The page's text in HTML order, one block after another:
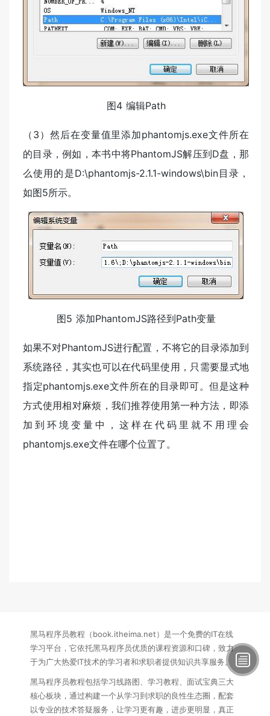
图4 编辑Path
（3）然后在变量值里添加phantomjs.exe文件所在
的目录，例如，本书中将PhantomJS解压到D盘，那
么使用的是D:\phantomjs-2.1.1-windows\bin目录，
如图5所示。
图5 添加PhantomJS路径到Path变量
如果不对PhantomJS进行配置，不将它的目录添加到
系统路径，其实也可以在代码里使用，只需要显式地
指定phantomjs.exe文件所在的目录即可。但是这种
方式使用相对麻烦，我们推荐使用第一种方法，即添
加到环境变量中，这样在代码里就不用理会
phantomjs.exe文件在哪个位置了。
黑马程序员教程（book.itheima.net）是一个免费的IT在线
学习平台，它依托黑马程序员优质的课程资源和口碑，致力
于为广大热爱IT技术的学习者和求职者提供知识共享服务。
黑马程序员教程包括学习线路图、学习教程、面试宝典三大
核心板块，通过构建一个从学习到求职的良性生态圈，配套
以专业的技术答疑服务，让学习更有趣，进步更明显，真正